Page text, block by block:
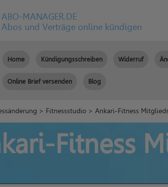
ABO-MANAGER.DE
Abos und Verträge online kündigen
Home Kündigungsschreiben Widerruf
Online Brief versenden Blog
> Fitnessstudio > Ankari-Fitness
Fitness